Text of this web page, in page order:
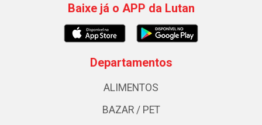
Baixe já o APP da Lutan
Departamentos
ALIMENTOS
BAZAR / PET